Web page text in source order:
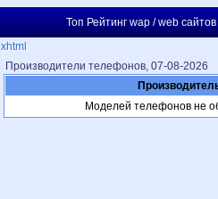
Топ Рейтинг wap / web сайтов
xhtml
Производители телефонов, 07-08-2026
Моделей телефонов не